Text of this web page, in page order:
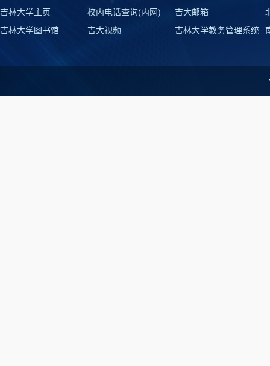
吉林大学主页
校内电话查询(内网)
吉大邮箱
吉林大学图书馆
吉大视频 吉林大学教务管理系统